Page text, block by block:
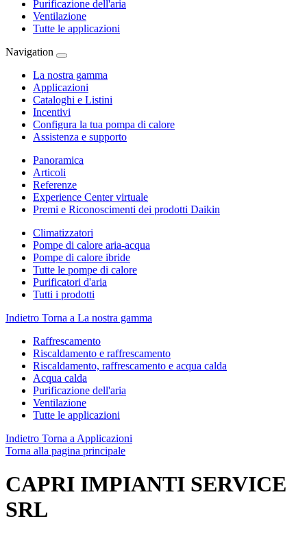
Purificazione dell'aria
Ventilazione
Tutte le applicazioni
Navigation
La nostra gamma
Applicazioni
Cataloghi e Listini
Incentivi
Configura la tua pompa di calore
Assistenza e supporto
Panoramica
Articoli
Referenze
Experience Center virtuale
Premi e Riconoscimenti dei prodotti Daikin
Climatizzatori
Pompe di calore aria-acqua
Pompe di calore ibride
Tutte le pompe di calore
Purificatori d'aria
Tutti i prodotti
Indietro Torna a La nostra gamma
Raffrescamento
Riscaldamento e raffrescamento
Riscaldamento, raffrescamento e acqua calda
Acqua calda
Purificazione dell'aria
Ventilazione
Tutte le applicazioni
Indietro Torna a Applicazioni
Torna alla pagina principale
CAPRI IMPIANTI SERVICE
SRL